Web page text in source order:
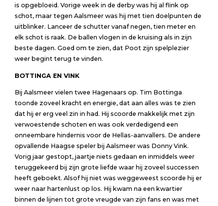
is opgebloeid. Vorige week in de derby was hij al flink op
schot, maar tegen Aalsmeer was hij met tien doelpunten de
uitblinker. Lanceer de schutter vanaf negen, tien meter en
elk schot is raak. De ballen vlogen in de kruising als in zijn
beste dagen. Goed om te zien, dat Poot zijn spelplezier
weer begint terug te vinden.
BOTTINGA EN VINK
Bij Aalsmeer vielen twee Hagenaars op. Tim Bottinga
toonde zoveel kracht en energie, dat aan alles was te zien
dat hij er erg veel zin in had. Hij scoorde makkelijk met zijn
verwoestende schoten en was ook verdedigend een
onneembare hindernis voor de Hellas-aanvallers. De andere
opvallende Haagse speler bij Aalsmeer was Donny Vink.
Vorig jaar gestopt, jaartje niets gedaan en inmiddels weer
teruggekeerd bij zijn grote liefde waar hij zoveel successen
heeft geboekt. Alsof hij niet was weggeweest scoorde hij er
weer naar hartenlust op los. Hij kwam na een kwartier
binnen de lijnen tot grote vreugde van zijn fans en was met